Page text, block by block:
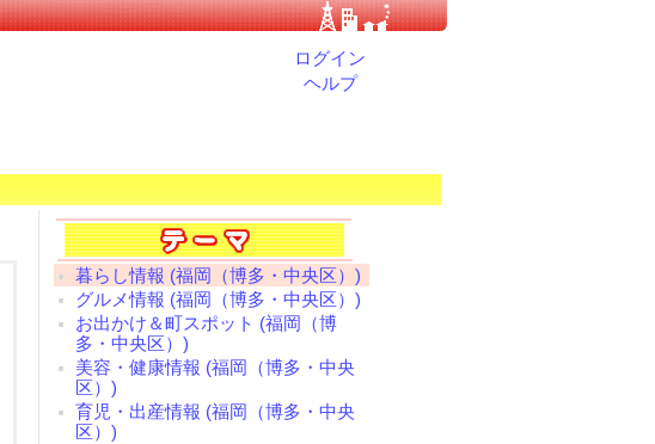
ログイン
ヘルプ
暮らし情報 (福岡（博多・中央区）)
グルメ情報 (福岡（博多・中央区）)
お出かけ＆町スポット (福岡（博
多・中央区）)
美容・健康情報 (福岡（博多・中央
区）)
育児・出産情報 (福岡（博多・中央
区）)